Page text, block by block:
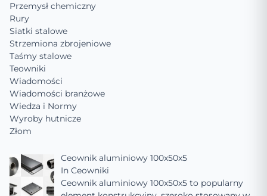
Przemysł chemiczny
Rury
Siatki stalowe
Strzemiona zbrojeniowe
Taśmy stalowe
Teowniki
Wiadomości
Wiadomości branżowe
Wiedza i Normy
Wyroby hutnicze
Złom
Ceownik aluminiowy 100x50x5
In Ceowniki
Ceownik aluminiowy 100x50x5 to popularny